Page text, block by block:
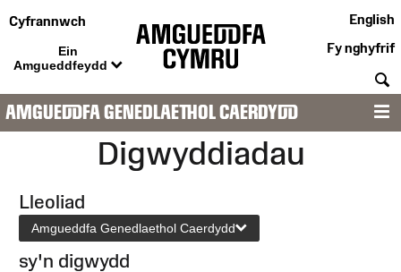
Cyfrannwch
Ein
Amgueddfeydd
English
Fy nghyfrif
AMGUEDDFA GENEDLAETHOL CAERDYDD
Digwyddiadau
Lleoliad
Amgueddfa Genedlaethol Caerdydd
sy'n digwydd